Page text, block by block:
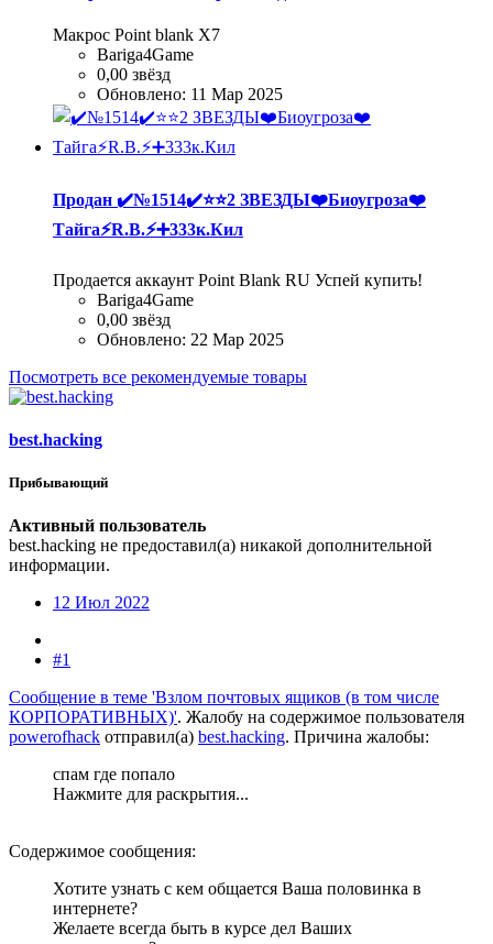
Макрос Point blank Х7
Bariga4Game
0,00 звёзд
Обновлено: 11 Мар 2025
Продан ✔️№1514✔️⭐️⭐️2 ЗВЕЗДЫ❤️Биоугроза❤️
Тайга⚡R.B.⚡➕333к.Кил
Продается аккаунт Point Blank RU Успей купить!
Bariga4Game
0,00 звёзд
Обновлено: 22 Мар 2025
Посмотреть все рекомендуемые товары
best.hacking
Прибывающий
Активный пользователь
best.hacking не предоставил(а) никакой дополнительной
информации.
12 Июл 2022
#1
Сообщение в теме 'Взлом почтовых ящиков (в том числе
КОРПОРАТИВНЫХ)'. Жалобу на содержимое пользователя
powerofhack отправил(а) best.hacking. Причина жалобы:
спам где попало
Нажмите для раскрытия...
Содержимое сообщения:
Хотите узнать с кем общается Ваша половинка в
интернете?
Желаете всегда быть в курсе дел Ваших